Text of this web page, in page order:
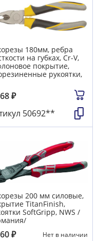
180мм, ребра
на губках, Cr-V,
покрытие,
рукоятки,
₽
50692**
200 мм силовые,
TitanFinish,
SoftGripp, NWS /
₽ Нет в наличии